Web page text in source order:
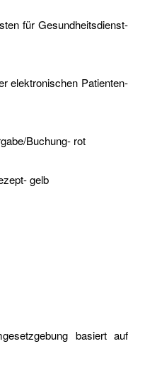
Ge­sund­heits­dienst­
Pa­ti­en­ten­
Bu­chung- rot
gelb
ba­siert auf